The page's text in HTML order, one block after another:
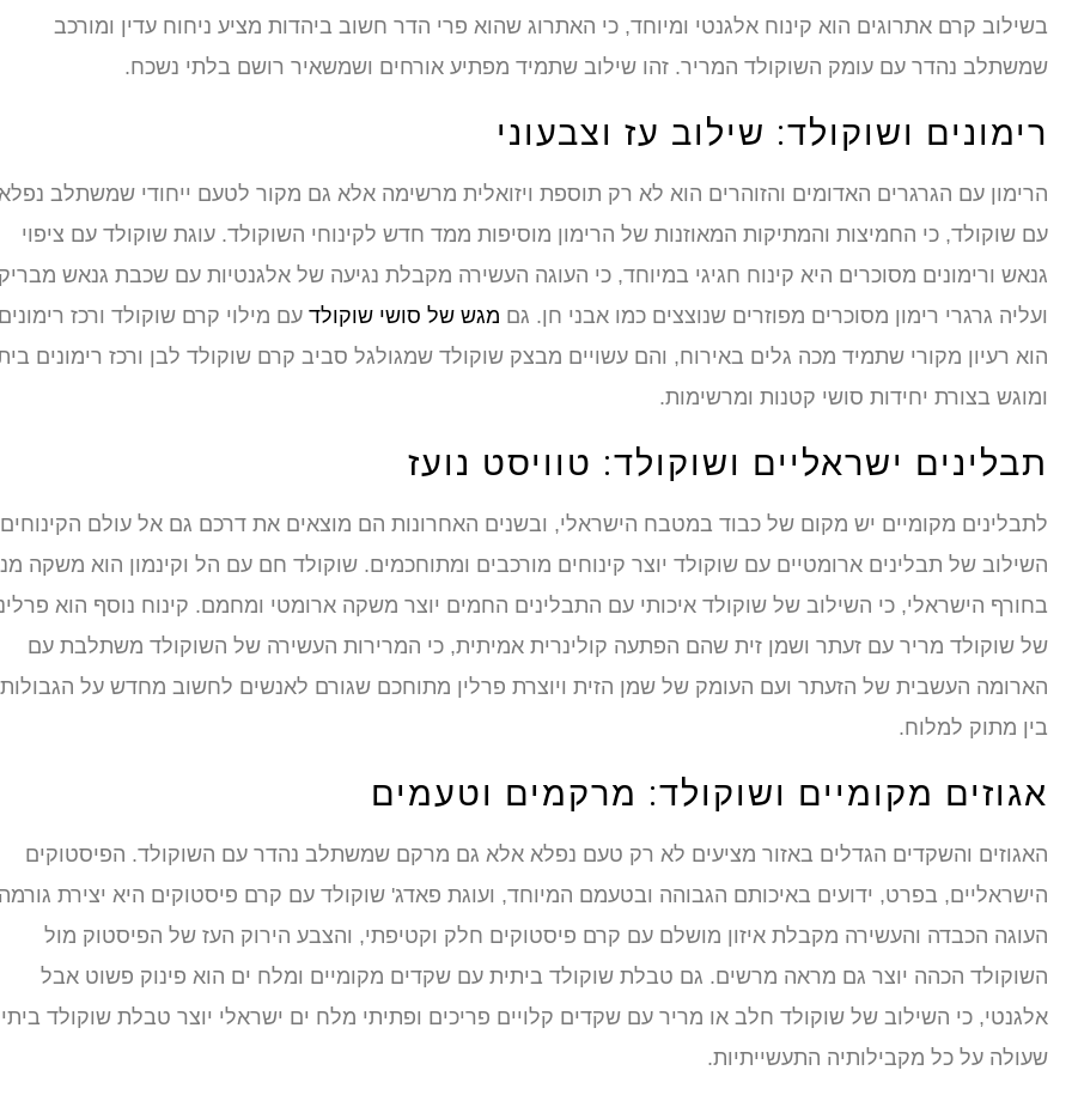
בשילוב קרם אתרוגים הוא קינוח אלגנטי ומיוחד, כי האתרוג שהוא פרי הדר חשוב ביהדות מציע ניחוח עדין ומורכב
שמשתלב נהדר עם עומק השוקולד המריר. זהו שילוב שתמיד מפתיע אורחים ושמשאיר רושם בלתי נשכח.
רימונים ושוקולד: שילוב עז וצבעוני
הרימון עם הגרגרים האדומים והזוהרים הוא לא רק תוספת ויזואלית מרשימה אלא גם מקור לטעם ייחודי שמשתלב
עם שוקולד, כי החמיצות והמתיקות המאוזנות של הרימון מוסיפות ממד חדש לקינוחי השוקולד. עוגת שוקולד עם ציפוי
גנאש ורימונים מסוכרים היא קינוח חגיגי במיוחד, כי העוגה העשירה מקבלת נגיעה של אלגנטיות עם שכבת גנאש
ועליה גרגרי רימון מסוכרים מפוזרים שנוצצים כמו אבני חן. גם מגש של סושי שוקולד עם מילוי קרם שוקולד ורכז
הוא רעיון מקורי שתמיד מכה גלים באירוח, והם עשויים מבצק שוקולד שמגולגל סביב קרם שוקולד לבן ורכז רימונים
ומוגש בצורת יחידות סושי קטנות ומרשימות.
תבלינים ישראליים ושוקולד: טוויסט נועז
לתבלינים מקומיים יש מקום של כבוד במטבח הישראלי, ובשנים האחרונות הם מוצאים את דרכם גם אל עולם
השילוב של תבלינים ארומטיים עם שוקולד יוצר קינוחים מורכבים ומתוחכמים. שוקולד חם עם הל וקינמון הוא משקה
בחורף הישראלי, כי השילוב של שוקולד איכותי עם התבלינים החמים יוצר משקה ארומטי ומחמם. קינוח נוסף הוא
של שוקולד מריר עם זעתר ושמן זית שהם הפתעה קולינרית אמיתית, כי המרירות העשירה של השוקולד משתלבת עם
הארומה העשבית של הזעתר ועם העומק של שמן הזית ויוצרת פרלין מתוחכם שגורם לאנשים לחשוב מחדש על הגבולות
בין מתוק למלוח.
אגוזים מקומיים ושוקולד: מרקמים וטעמים
האגוזים והשקדים הגדלים באזור מציעים לא רק טעם נפלא אלא גם מרקם שמשתלב נהדר עם השוקולד. הפיסטוקים
הישראליים, בפרט, ידועים באיכותם הגבוהה ובטעמם המיוחד, ועוגת פאדג' שוקולד עם קרם פיסטוקים היא יצירת
העוגה הכבדה והעשירה מקבלת איזון מושלם עם קרם פיסטוקים חלק וקטיפתי, והצבע הירוק העז של הפיסטוק מול
השוקולד הכהה יוצר גם מראה מרשים. גם טבלת שוקולד ביתית עם שקדים מקומיים ומלח ים הוא פינוק פשוט אבל
אלגנטי, כי השילוב של שוקולד חלב או מריר עם שקדים קלויים פריכים ופתיתי מלח ים ישראלי יוצר טבלת שוקולד
שעולה על כל מקבילותיה התעשייתיות.